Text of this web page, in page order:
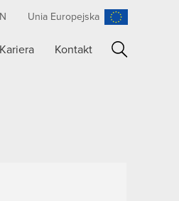
Unia Europejska
Kariera Kontakt